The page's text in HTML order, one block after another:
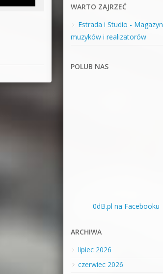
WARTO ZAJRZEĆ
Estrada i Studio - Magazyn
muzyków i realizatorów
POLUB NAS
0dB.pl na Facebooku
ARCHIWA
lipiec 2026
czerwiec 2026